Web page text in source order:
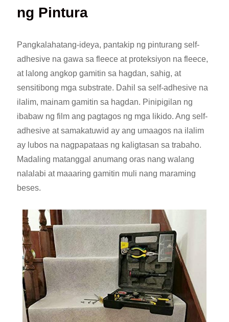
ng Pintura
Pangkalahatang-ideya, pantakip ng pinturang self-
adhesive na gawa sa fleece at proteksiyon na fleece,
at lalong angkop gamitin sa hagdan, sahig, at
sensitibong mga substrate. Dahil sa self-adhesive na
ilalim, mainam gamitin sa hagdan. Pinipigilan ng
ibabaw ng film ang pagtagos ng mga likido. Ang self-
adhesive at samakatuwid ay ang umaagos na ilalim
ay lubos na nagpapataas ng kaligtasan sa trabaho.
Madaling matanggal anumang oras nang walang
nalalabi at maaaring gamitin muli nang maraming
beses.